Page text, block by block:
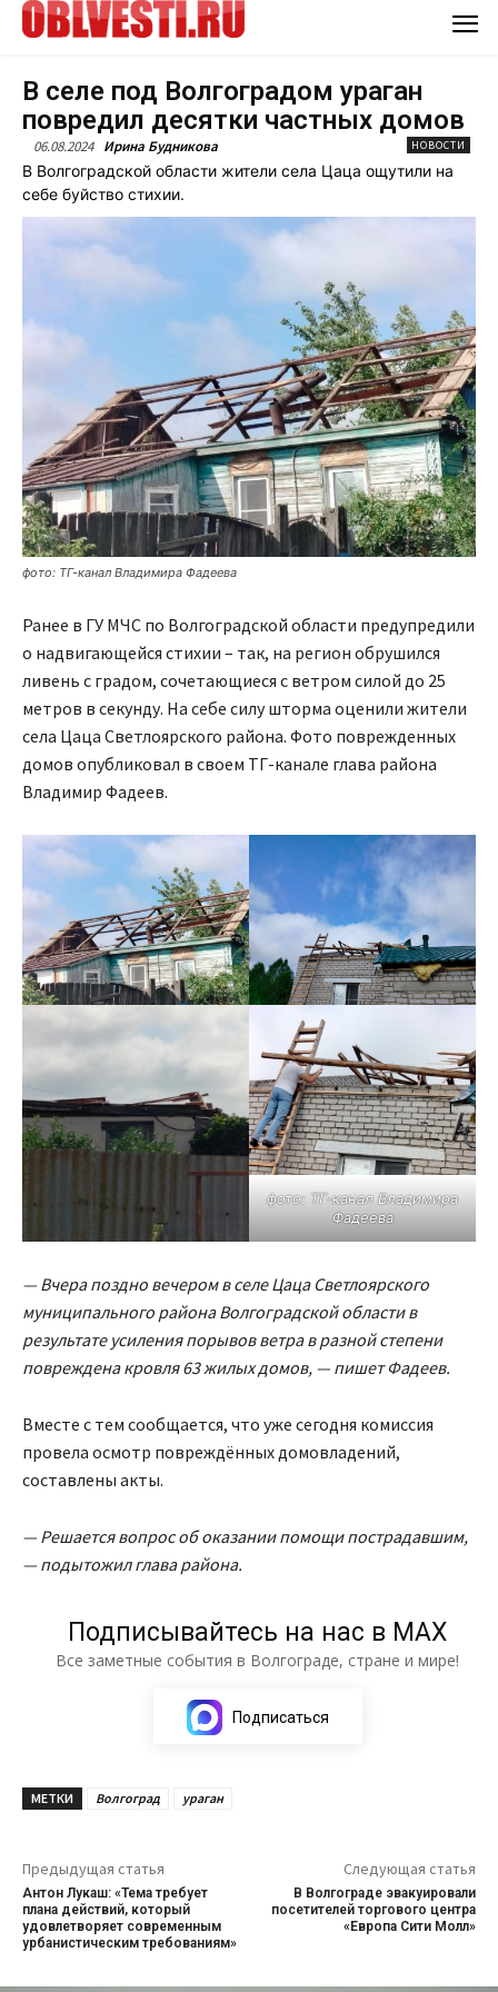
В селе под Волгоградом ураган
повредил десятки частных домов
06.08.2024 Ирина Будникова НОВОСТИ
В Волгоградской области жители села Цаца ощутили на
себе буйство стихии.
фото: ТГ-канал Владимира Фадеева
Ранее в ГУ МЧС по Волгоградской области предупредили
о надвигающейся стихии – так, на регион обрушился
ливень с градом, сочетающиеся с ветром силой до 25
метров в секунду. На себе силу шторма оценили жители
села Цаца Светлоярского района. Фото поврежденных
домов опубликовал в своем ТГ-канале глава района
Владимир Фадеев.
фото: ТГ-канал Владимира
Фадеева
— Вчера поздно вечером в селе Цаца Светлоярского
муниципального района Волгоградской области в
результате усиления порывов ветра в разной степени
повреждена кровля 63 жилых домов, — пишет Фадеев.
Вместе с тем сообщается, что уже сегодня комиссия
провела осмотр повреждённых домовладений,
составлены акты.
— Решается вопрос об оказании помощи пострадавшим,
— подытожил глава района.
Подписывайтесь на нас в МАХ
Все заметные события в Волгограде, стране и мире!
Подписаться
МЕТКИ Волгоград ураган
Предыдущая статья
Антон Лукаш: «Тема требует
плана действий, который
удовлетворяет современным
урбанистическим требованиям»
Следующая статья
В Волгограде эвакуировали
посетителей торгового центра
«Европа Сити Молл»